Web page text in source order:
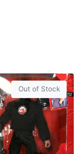
Out of Stock